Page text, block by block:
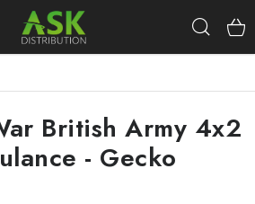
British Army 4x2
- Gecko